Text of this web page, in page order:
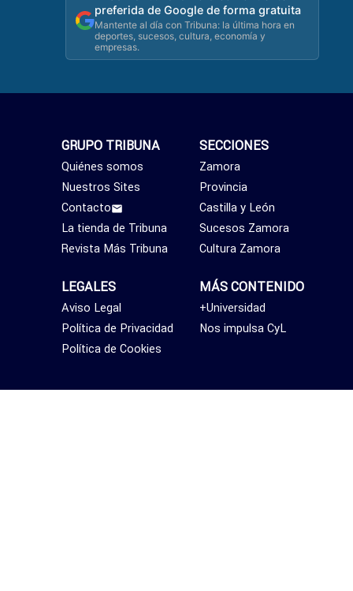
preferida de Google de forma gratuita
Mantente al día con Tribuna: la última hora en
deportes, sucesos, cultura, economía y
empresas.
SECCIONES
Zamora
Provincia
Castilla y León
Sucesos Zamora
Cultura Zamora
MÁS CONTENIDO
+Universidad
Nos impulsa CyL
GRUPO TRIBUNA
Quiénes somos
Nuestros Sites
Contacto
La tienda de Tribuna
Revista Más Tribuna
LEGALES
Aviso Legal
Política de Privacidad
Política de Cookies